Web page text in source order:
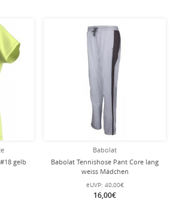
gelb
Babolat
Babolat Tennishose Pant Core lang
weiss Mädchen
eUVP: 40,00€
16,00€